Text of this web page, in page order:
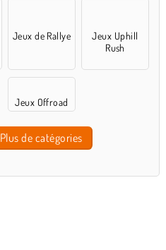
Jeux de Rallye
Jeux Uphill
Rush
Jeux Offroad
Plus de catégories